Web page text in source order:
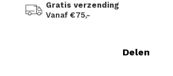
Gratis verzending
Vanaf €75,-
Delen